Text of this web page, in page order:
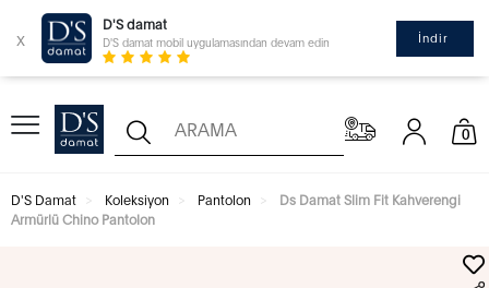
x
D'S damat
D'S damat mobil uygulamasından devam edin İndir
0
D'S Damat Koleksiyon Pantolon
Ds Damat Slim Fit Kahverengi
Armürlü Chino Pantolon